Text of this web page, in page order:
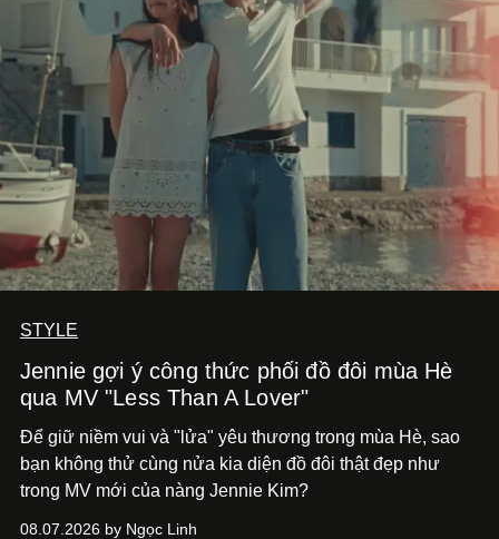
STYLE
Jennie gợi ý công thức phối đồ đôi mùa Hè
qua MV "Less Than A Lover"
Để giữ niềm vui và "lửa" yêu thương trong mùa Hè, sao
bạn không thử cùng nửa kia diện đồ đôi thật đẹp như
trong MV mới của nàng Jennie Kim?
08.07.2026 by Ngọc Linh